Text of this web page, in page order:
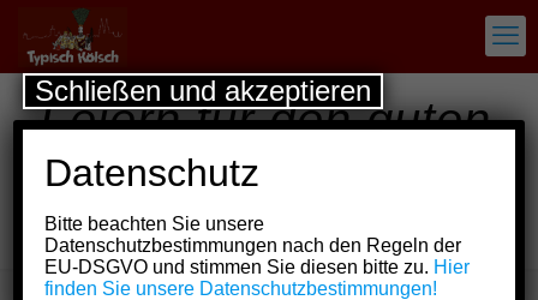
Feiern für den guten
Zweck – „11.11. IM
GLORIA“ geht in die
zweite Runde!
Datenschutz
Bitte beachten Sie unsere
Datenschutzbestimmungen nach den Regeln der
EU-DSGVO und stimmen Sie diesen bitte zu. Hier
finden Sie unsere Datenschutzbestimmungen!
Schließen und akzeptieren